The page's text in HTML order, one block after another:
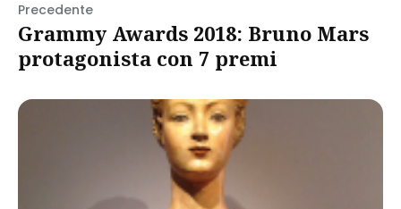
Precedente
Grammy Awards 2018: Bruno Mars
protagonista con 7 premi